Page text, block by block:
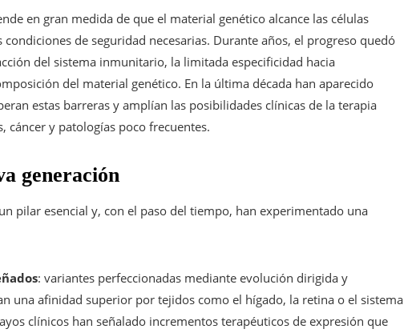
en gran medida de que el material genético alcance las células
condiciones de seguridad necesarias. Durante años, el progreso quedó
del sistema inmunitario, la limitada especificidad hacia
del material genético. En la última década han aparecido
estas barreras y amplían las posibilidades clínicas de la terapia
cáncer y patologías poco frecuentes.
generación
pilar esencial y, con el paso del tiempo, han experimentado una
: variantes perfeccionadas mediante evolución dirigida y
una afinidad superior por tejidos como el hígado, la retina o el sistema
clínicos han señalado incrementos terapéuticos de expresión que